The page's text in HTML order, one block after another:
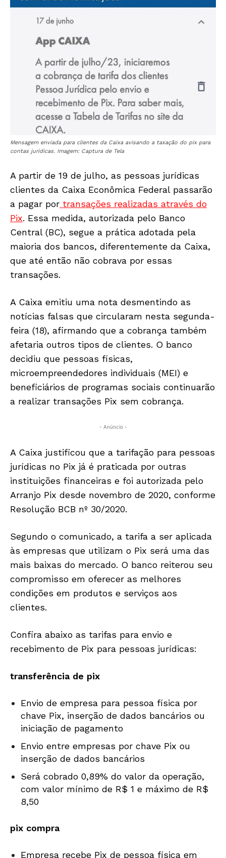
Mensagem enviada para clientes da Caixa avisando a taxação do pix para
contas jurídicas. Imagem: Captura de Tela
A partir de 19 de julho, as pessoas jurídicas
clientes da Caixa Econômica Federal passarão
a pagar por transações realizadas através do
Pix. Essa medida, autorizada pelo Banco
Central (BC), segue a prática adotada pela
maioria dos bancos, diferentemente da Caixa,
que até então não cobrava por essas
transações.
A Caixa emitiu uma nota desmentindo as
notícias falsas que circularam nesta segunda-
feira (18), afirmando que a cobrança também
afetaria outros tipos de clientes. O banco
decidiu que pessoas físicas,
microempreendedores individuais (MEI) e
beneficiários de programas sociais continuarão
a realizar transações Pix sem cobrança.
- Anúncio -
A Caixa justificou que a tarifação para pessoas
jurídicas no Pix já é praticada por outras
instituições financeiras e foi autorizada pelo
Arranjo Pix desde novembro de 2020, conforme
Resolução BCB nº 30/2020.
Segundo o comunicado, a tarifa a ser aplicada
às empresas que utilizam o Pix será uma das
mais baixas do mercado. O banco reiterou seu
compromisso em oferecer as melhores
condições em produtos e serviços aos
clientes.
Confira abaixo as tarifas para envio e
recebimento de Pix para pessoas jurídicas:
transferência de pix
Envio de empresa para pessoa física por
chave Pix, inserção de dados bancários ou
iniciação de pagamento
Envio entre empresas por chave Pix ou
inserção de dados bancários
Será cobrado 0,89% do valor da operação,
com valor mínimo de R$ 1 e máximo de R$
8,50
pix compra
Empresa recebe Pix de pessoa física em